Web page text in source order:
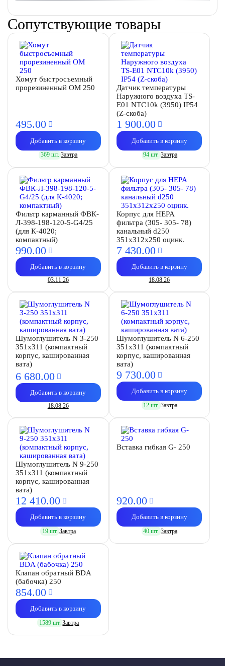
Сопутствующие товары
Хомут быстросъемный
прорезиненный OM 250
495.00
Добавить в корзину
369 шт. Завтра
Датчик температуры
Наружного воздуха TS-
E01 NTC10k (3950) IP54
(Z-скоба)
1 900.00
Добавить в корзину
94 шт. Завтра
Фильтр карманный ФВК-
Л-398-198-120-5-G4/25
(для К-4020;
компактный)
990.00
Добавить в корзину
03.11.26
Корпус для HEPA
фильтра (305- 305- 78)
канальный d250
351х312х250 оцинк.
7 430.00
Добавить в корзину
18.08.26
Шумоглушитель N 3-250
351х311 (компактный
корпус, кашированная
вата)
6 680.00
Добавить в корзину
18.08.26
Шумоглушитель N 6-250
351х311 (компактный
корпус, кашированная
вата)
9 730.00
Добавить в корзину
12 шт. Завтра
Шумоглушитель N 9-250
351х311 (компактный
корпус, кашированная
вата)
12 410.00
Добавить в корзину
19 шт. Завтра
Вставка гибкая G- 250
920.00
Добавить в корзину
40 шт. Завтра
Клапан обратный BDA
(бабочка) 250
854.00
Добавить в корзину
1589 шт. Завтра